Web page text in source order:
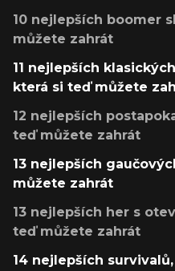
10 nejlepších boomer
můžete zahrát
11 nejlepších
která si teď můžete
12 nejlepších
teď můžete zahrát
13 nejlepších
můžete zahrát
13 nejlepších her s
teď můžete zahrát
14 nejlepších